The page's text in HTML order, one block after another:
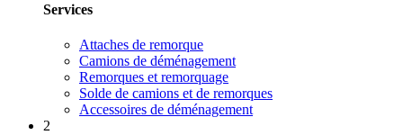
Services
Attaches de remorque
Camions de déménagement
Remorques et remorquage
Solde de camions et de remorques
Accessoires de déménagement
2